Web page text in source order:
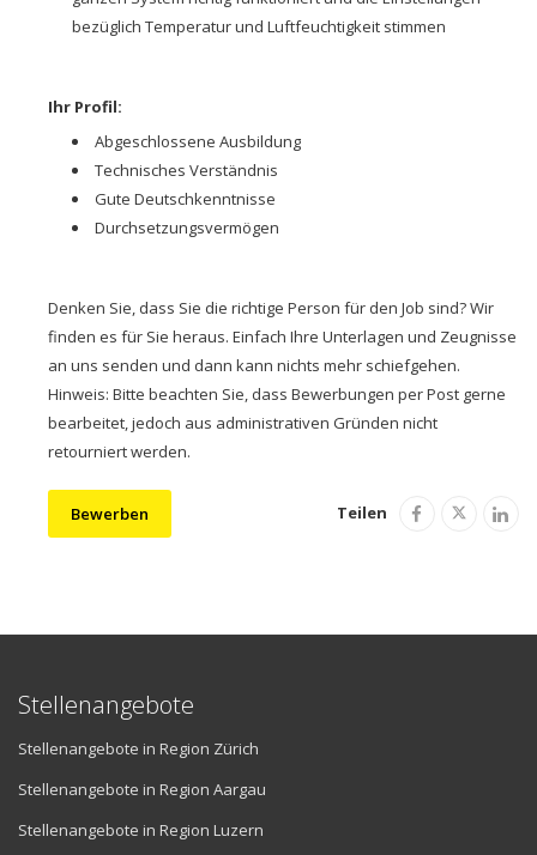
bezüglich Temperatur und Luftfeuchtigkeit stimmen
Ihr Profil:
Abgeschlossene Ausbildung
Technisches Verständnis
Gute Deutschkenntnisse
Durchsetzungsvermögen
Denken Sie, dass Sie die richtige Person für den Job sind? Wir
finden es für Sie heraus. Einfach Ihre Unterlagen und Zeugnisse
an uns senden und dann kann nichts mehr schiefgehen.
Hinweis: Bitte beachten Sie, dass Bewerbungen per Post gerne
bearbeitet, jedoch aus administrativen Gründen nicht
retourniert werden.
Bewerben Teilen
Stellenangebote
Stellenangebote in Region Zürich
Stellenangebote in Region Aargau
Stellenangebote in Region Luzern